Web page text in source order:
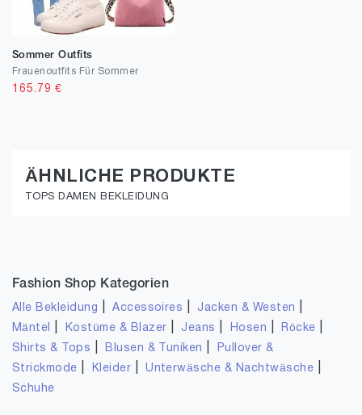
Sommer Outfits
Frauenoutfits Für Sommer
165.79 €
ÄHNLICHE PRODUKTE
TOPS DAMEN BEKLEIDUNG
Fashion Shop Kategorien
Alle Bekleidung |Accessoires Jacken & Westen
Mäntel Kostüme & Blazer Jeans Hosen Röcke
Shirts & Tops Blusen & Tuniken
Pullover &
Strickmode
Kleider |Unterwäsche & Nachtwäsche
Schuhe